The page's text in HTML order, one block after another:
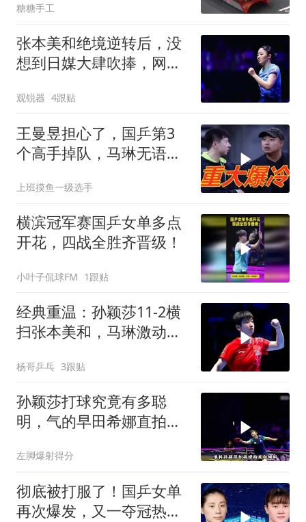
糖糖手工
张本美和绝境逆转后，没
想到日媒大肆吹捧，网
观锐器 4跟贴
王曼昱担心了，国乒第3
个高手掉队，马琳无语
上班摸鱼一级选手
横滨冠军赛国乒女单多点
开花，四战全胜齐晋级！
小叶子侃球FM 1跟贴
经典重温：孙颖莎11-2横
扫张本美和，马琳激动得
杨哥乒乓 3跟贴
孙颖莎打球究竟有多聪
明，气的早田希娜直拍大
左脚爆射得分
彻底被打服了！国乒女单
再次爆发，又一夺冠热门